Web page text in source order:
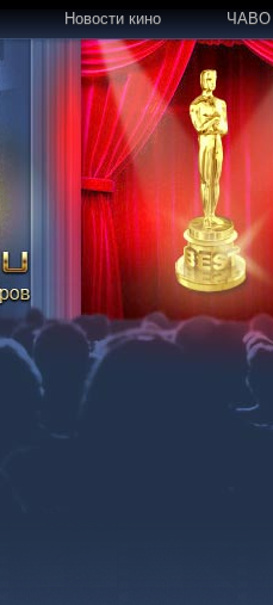
Новости кино ЧАВО